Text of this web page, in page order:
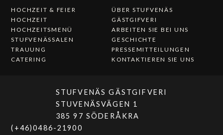
HOCHZEIT & FEIER
HOCHZEIT
HOCHZEITSMENÜ
STUFVENÄSSALEN
TRAUUNG
CATERING
ÜBER STUFVENÄS
GÄSTGIFVERI
ARBEITEN SIE BEI UNS
GESCHICHTE
PRESSEMITTEILUNGEN
KONTAKTIEREN SIE UNS
STUFVENÄS GÄSTGIFVERI
STUVENÄSVÄGEN 1
385 97 SÖDERÅKRA
(+46)0486-21900